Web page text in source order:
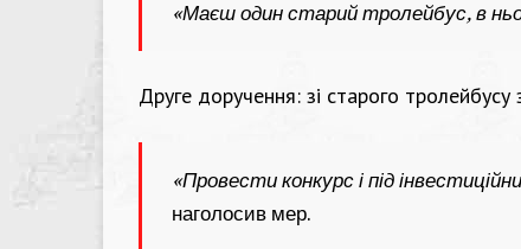
«Маєш один старий тролейбус, в
Друге доручення: зі старого
«Провести конкурс і під
наголосив мер.